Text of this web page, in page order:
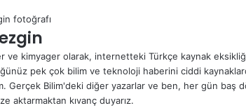
k
ve kimyager olarak, internetteki Türkçe kaynak
pek çok bilim ve teknoloji haberini ciddi
Gerçek Bilim'deki diğer yazarlar ve ben, her gün baş
aktarmaktan kıvanç duyarız.